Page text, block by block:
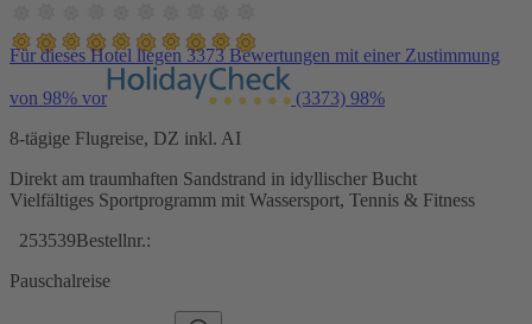
Für dieses Hotel liegen 3373 Bewertungen mit einer Zustimmung
von 98% vor (3373) 98%
8-tägige Flugreise, DZ inkl. AI
Direkt am traumhaften Sandstrand in idyllischer Bucht
Vielfältiges Sportprogramm mit Wassersport, Tennis & Fitness
253539Bestellnr.:
Pauschalreise